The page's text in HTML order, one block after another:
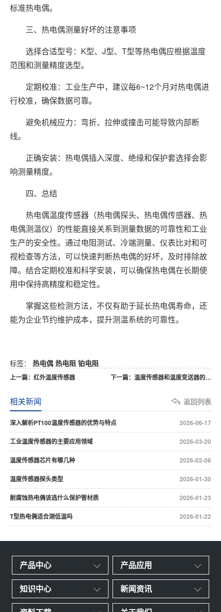
标准热电偶。
三、热电偶测量好坏的注意事项
选择合适型号：K型、J型、T型等热电偶应根据温度
范围和测量精度选型。
定期校准：工业生产中，建议每6~12个月对热电偶进
行校准，确保数据可靠。
避免机械应力：弯折、拉伸或撞击可能导致内部断
线。
正确安装：热电偶插入深度、绝缘和保护套选择会影
响测量精度。
四、总结
热电偶温度传感器（热电偶探头、热电偶传感器、热
电偶测温仪）的性能直接关系到测量数据的可靠性和工业
生产的安全性。通过电阻测试、冷端测量、仪表比对和可
视检查等方法，可以快速判断热电偶的好坏，及时排除故
障。结合定期校准和科学安装，可以确保热电偶在长期使
用中保持高精度和稳定性。
掌握这些检测方法，不仅有助于延长热电偶寿命，还
能为企业节约维护成本，提升测温系统的可靠性。
标签： 热电偶 热电阻 铂电阻
上一篇：红外温度传感器 下一篇：温度传感器和温度变送器的区别
返回列表
相关新闻
2026-06-17
深入解析PT100温度传感器的优势与特点
2026-03-20
工业温度传感器的主要应用领域
2026-02-06
温度传感器芯片有哪几种
2026-01-30
温度传感器探头类型
2026-01-23
耐腐蚀热电偶该选什么保护管材质
2026-01-22
T型热电偶适合测低温吗
产品中心 产品应用
知识中心 新闻资讯